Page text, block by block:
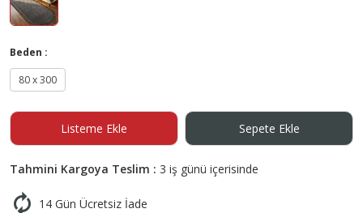
Beden :
80 x 300
Listeme Ekle Sepete Ekle
Tahmini Kargoya Teslim : 3 iş günü içerisinde
14 Gün Ücretsiz İade